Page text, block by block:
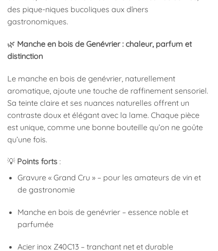
des pique-niques bucoliques aux dîners
gastronomiques.
🌿 Manche en bois de Genévrier : chaleur, parfum et
distinction
Le manche en bois de genévrier, naturellement
aromatique, ajoute une touche de raffinement sensoriel.
Sa teinte claire et ses nuances naturelles offrent un
contraste doux et élégant avec la lame. Chaque pièce
est unique, comme une bonne bouteille qu’on ne goûte
qu’une fois.
💡 Points forts :
Gravure « Grand Cru » – pour les amateurs de vin et
de gastronomie
Manche en bois de genévrier – essence noble et
parfumée
Acier inox Z40C13 – tranchant net et durable